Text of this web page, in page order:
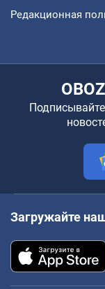
Редакционная
Загружайте